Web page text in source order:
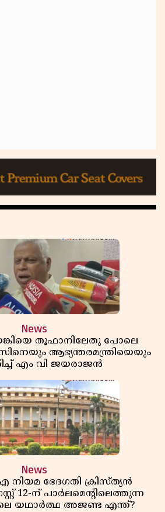
News
തൂഫാനിലേതു പോലെ
ആഭ്യന്തരമന്ത്രിയെയും
എം വി ജയരാജൻ
News
ഭേദഗതി ക്രിസ്ത്യൻ
12-ന് പാർലമെന്റിലെത്തുന്ന
യഥാർത്ഥ അജണ്ട എന്ത്?